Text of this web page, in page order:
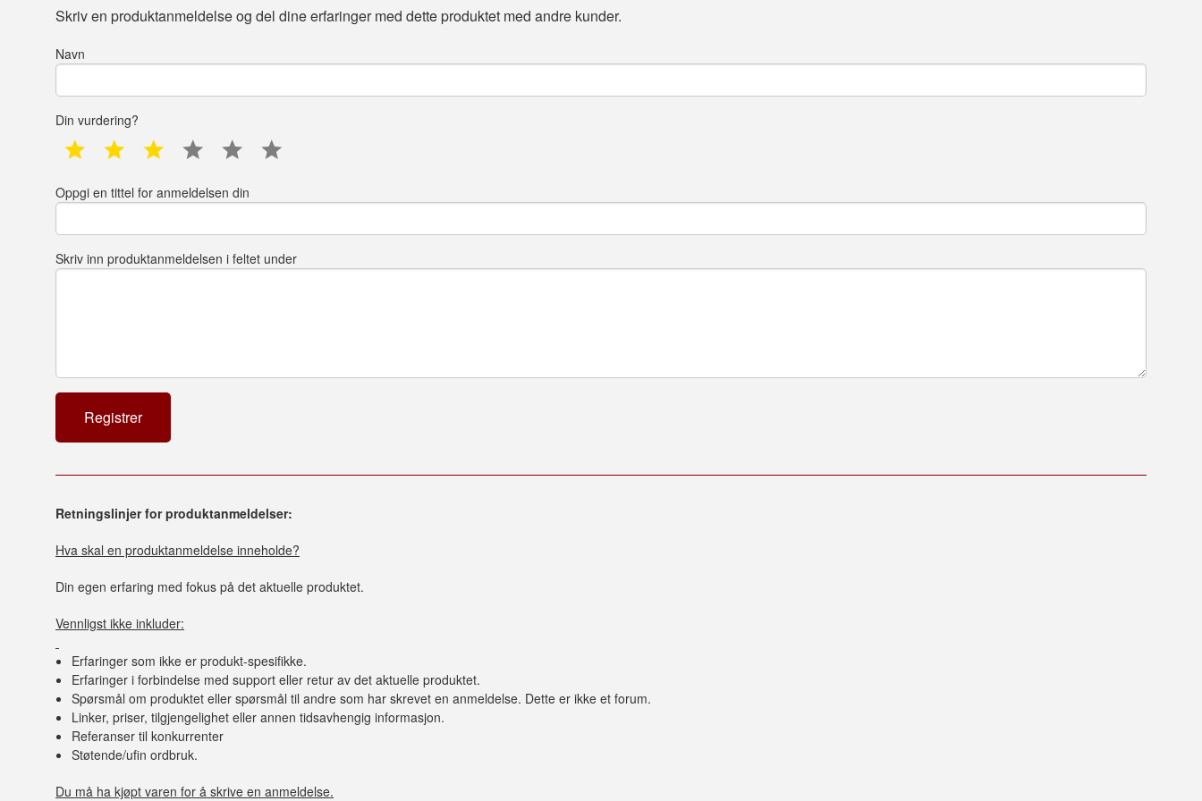
Skriv en produktanmeldelse og del dine erfaringer med dette produktet med andre kunder.
Navn
Din vurdering?
1 star 2 star 3 star 4 star 5 star
Oppgi en tittel for anmeldelsen din
Skriv inn produktanmeldelsen i feltet under
Retningslinjer for produktanmeldelser:
Hva skal en produktanmeldelse inneholde?
Din egen erfaring med fokus på det aktuelle produktet.
Vennligst ikke inkluder:
Erfaringer som ikke er produkt-spesifikke.
Erfaringer i forbindelse med support eller retur av det aktuelle produktet.
Spørsmål om produktet eller spørsmål til andre som har skrevet en anmeldelse. Dette er ikke et forum.
Linker, priser, tilgjengelighet eller annen tidsavhengig informasjon.
Referanser til konkurrenter
Støtende/ufin ordbruk.
Du må ha kjøpt varen for å skrive en anmeldelse.